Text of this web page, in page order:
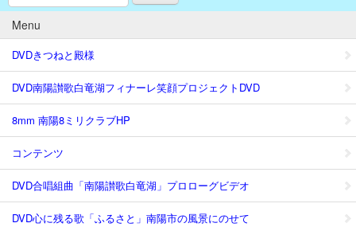
Menu
DVDきつねと殿様
DVD南陽讃歌白竜湖フィナーレ笑顔プロジェクトDVD
8mm 南陽8ミリクラブHP
コンテンツ
DVD合唱組曲「南陽讃歌白竜湖」プロローグビデオ
DVD心に残る歌「ふるさと」南陽市の風景にのせて